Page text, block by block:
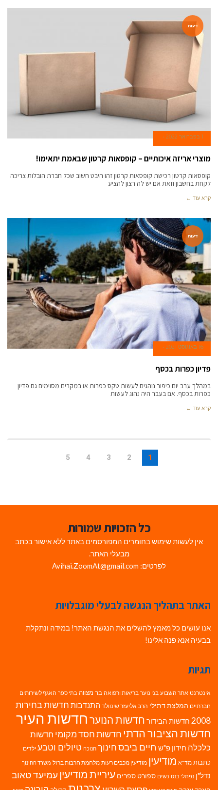
דעות
1 בפברואר 2022
מוצרי אריזה איכותיים – קופסאות קרטון שבאמת יתאימו!
קופסאות קרטון רכישת קופסאות קרטון זהו היבט חשוב שכל חברת הובלות צריכה
לקחת בחשבון וזאת אם יש לה רצון להציע
קרא עוד ←
דעות
16 באוגוסט 2021
פדיון כפרות בכסף
במהלך ערב יום כיפור נוהגים לעשות טקס כפרות או במקרים מסוימים גם פדיון
כפרות בכסף. אם בעבר היה נהוג לעשות
קרא עוד ←
1
2
3
4
5
כל הזכויות שמורות
אין לעשות שימוש בחומרים המפורסמים באתר ללא אישור בכתב
מבעלי האתר.
לפרטים: Avihai.ZoomAt@gmail.com
האתר בתהליך הנגשה לבעלי מוגבלויות
אנו עושים כל מאמץ להשלים את הנגשת האתר! במידה ונתקלת
בבעיה אנא פנה אלינו!
תגיות
אינטרנט אתר השבוע בני נוער בריאות ורפואה בר מצווה בתי ספר האגף לשירותים
חברתיים המלצת דתילי הרב אליעזר שינוולד התנדבות חדשות בחירות
2008 חדשות הבידור חדשות הנוערחדשות העיר
חדשות הציבור הדתי חדשות חסד מקומי חדשות
כלכלה חידון פ"ש חיים ביבסחינוך חנוכה טיולים וטבע ילדים
כתבות מד"א מודיעין מודיעין מכבים רעות מלחמת חרבות ברזל משרד החינוך
נדל"ן נפתלי בנט נשים ספורט ספרים עיריית מודיעין עמיעד טאוב